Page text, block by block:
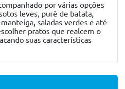
por várias opções
leves, purê de batata,
saladas verdes e até
pratos que realcem o
suas características